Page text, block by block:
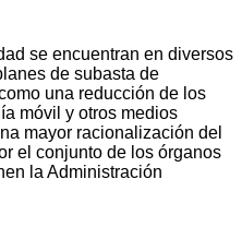
se encuentran en diversos
de subasta de
una reducción de los
móvil y otros medios
mayor racionalización del
el conjunto de los órganos
la Administración